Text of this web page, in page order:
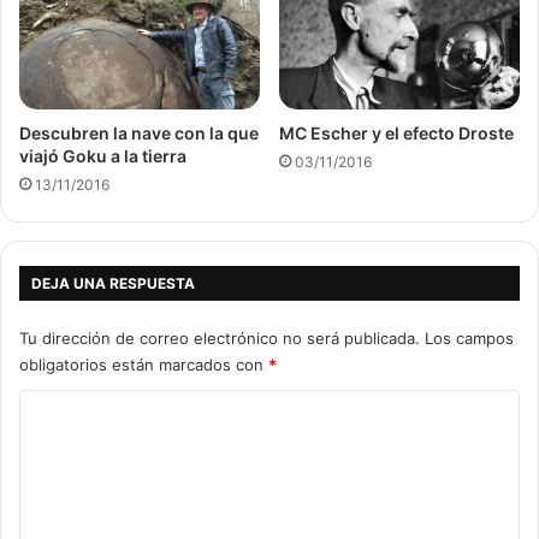
Descubren la nave con la que
viajó Goku a la tierra
13/11/2016
MC Escher y el efecto Droste
03/11/2016
DEJA UNA RESPUESTA
Tu dirección de correo electrónico no será publicada. Los campos
obligatorios están marcados con *